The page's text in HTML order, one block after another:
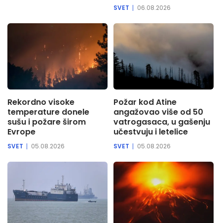
SVET 06.08.2026
Rekordno visoke
temperature donele
sušu i požare širom
Evrope
SVET 05.08.2026
Požar kod Atine
angažovao više od 50
vatrogasaca, u gašenju
učestvuju i letelice
SVET 05.08.2026